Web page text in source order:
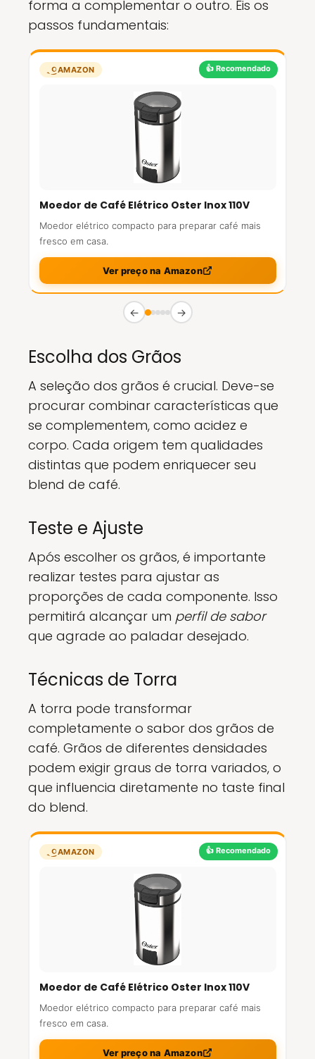
forma a complementar o outro. Eis os
passos fundamentais:
👍 Recomendado
AMAZON
Moedor de Café Elétrico Oster Inox 110V
Moedor elétrico compacto para preparar café mais
fresco em casa.
Ver preço na Amazon
← →
Escolha dos Grãos
A seleção dos grãos é crucial. Deve-se
procurar combinar características que
se complementem, como acidez e
corpo. Cada origem tem qualidades
distintas que podem enriquecer seu
blend de café.
Teste e Ajuste
Após escolher os grãos, é importante
realizar testes para ajustar as
proporções de cada componente. Isso
permitirá alcançar um perfil de sabor
que agrade ao paladar desejado.
Técnicas de Torra
A torra pode transformar
completamente o sabor dos grãos de
café. Grãos de diferentes densidades
podem exigir graus de torra variados, o
que influencia diretamente no taste final
do blend.
👍 Recomendado
AMAZON
Moedor de Café Elétrico Oster Inox 110V
Moedor elétrico compacto para preparar café mais
fresco em casa.
Ver preço na Amazon